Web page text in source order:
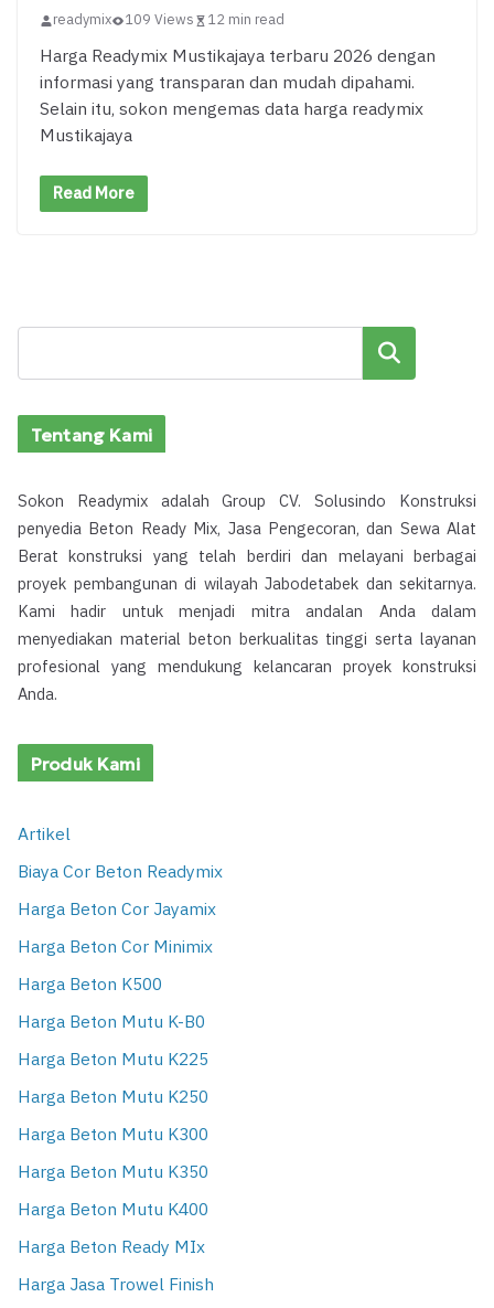
readymix 109 Views 12 min read
Harga Readymix Mustikajaya terbaru 2026 dengan
informasi yang transparan dan mudah dipahami.
Selain itu, sokon mengemas data harga readymix
Mustikajaya
Read More
Cari
Tentang Kami
Sokon Readymix adalah Group CV. Solusindo Konstruksi
penyedia Beton Ready Mix, Jasa Pengecoran, dan Sewa Alat
Berat konstruksi yang telah berdiri dan melayani berbagai
proyek pembangunan di wilayah Jabodetabek dan sekitarnya.
Kami hadir untuk menjadi mitra andalan Anda dalam
menyediakan material beton berkualitas tinggi serta layanan
profesional yang mendukung kelancaran proyek konstruksi
Anda.
Produk Kami
Artikel
Biaya Cor Beton Readymix
Harga Beton Cor Jayamix
Harga Beton Cor Minimix
Harga Beton K500
Harga Beton Mutu K-B0
Harga Beton Mutu K225
Harga Beton Mutu K250
Harga Beton Mutu K300
Harga Beton Mutu K350
Harga Beton Mutu K400
Harga Beton Ready MIx
Harga Jasa Trowel Finish